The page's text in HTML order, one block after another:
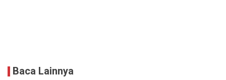
Baca Lainnya